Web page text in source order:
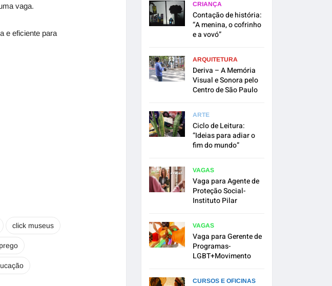
vaga.
e eficiente para
click museus
CRIANÇA
Contação de história:
“A menina, o cofrinho
e a vovó”
ARQUITETURA
Deriva – A Memória
Visual e Sonora pelo
Centro de São Paulo
ARTE
Ciclo de Leitura:
“Ideias para adiar o
fim do mundo”
VAGAS
Vaga para Agente de
Proteção Social-
Instituto Pilar
VAGAS
Vaga para Gerente de
Programas-
LGBT+Movimento
CURSOS E OFICINAS